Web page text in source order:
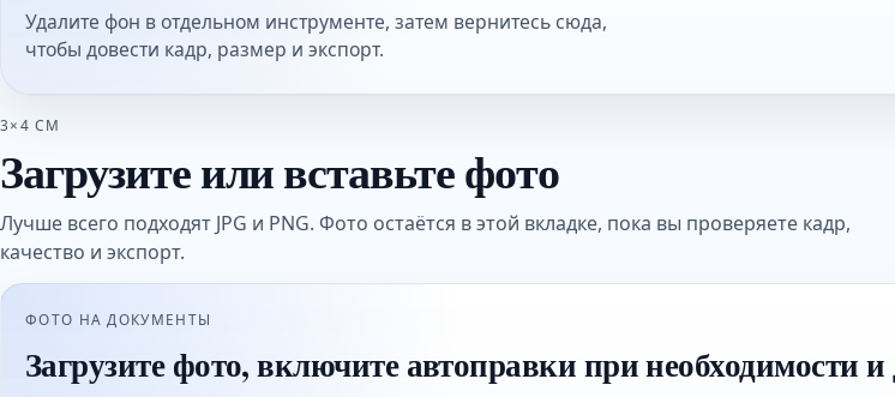
Удалите фон в отдельном инструменте, затем вернитесь сюда,
чтобы довести кадр, размер и экспорт.
3×4 СМ
Загрузите или вставьте фото
Лучше всего подходят JPG и PNG. Фото остаётся в этой вкладке, пока вы проверяете кадр,
качество и экспорт.
ФОТО НА ДОКУМЕНТЫ
Загрузите фото, включите автоправки при необходимости